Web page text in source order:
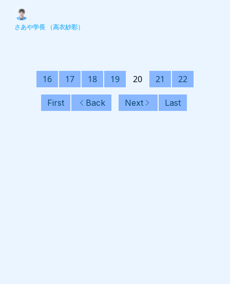
さあや学長 （高衣紗彩）
First Back
16 17 18 19 20 21 22
Next Last